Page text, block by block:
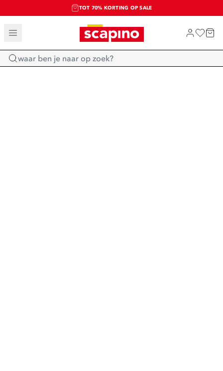
TOT 70% KORTING OP SALE
SALE: LAATSTE KANS!
SHOP NIEUW
Home